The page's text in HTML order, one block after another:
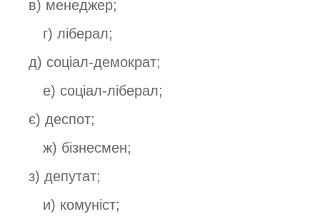
в) менеджер;
г) ліберал;
д) соціал-демократ;
е) соціал-ліберал;
є) деспот;
ж) бізнесмен;
з) депутат;
и) комуніст;